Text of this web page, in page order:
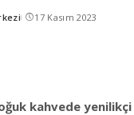
17 Kasım 2023
kahvede yenilikçi